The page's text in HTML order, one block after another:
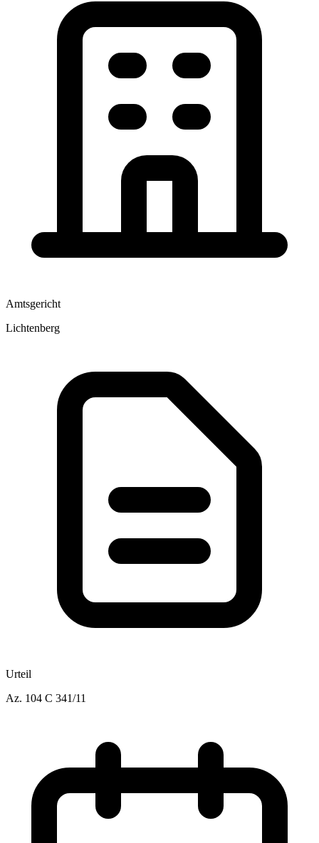
Amtsgericht
Lichtenberg
Urteil
Az. 104 C 341/11